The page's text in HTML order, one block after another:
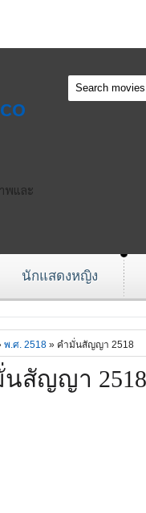
พและ
นักแสดงหญิง
พ.ศ. 2518 » คำมั่นสัญญา 2518
นสัญญา 2518